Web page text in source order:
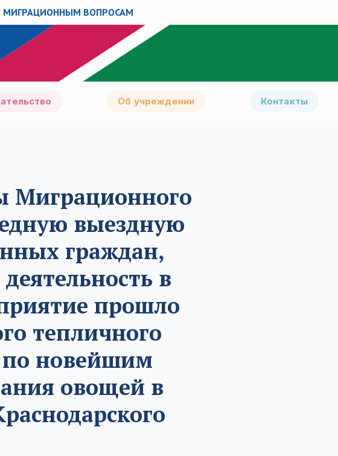
МИГРАЦИОННЫМ ВОПРОСАМ
Об учреждении Контакты
Миграционного
выездную
граждан,
в
прошло
тепличного
по новейшим
овощей в